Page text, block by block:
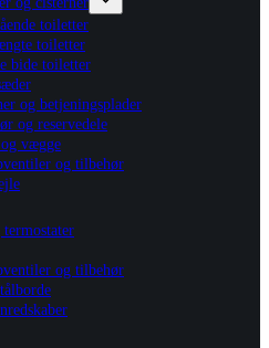
toiletter
toiletter
bide toiletter
og betjeningsplader
og reservedele
vægge
og tilbehør
og tilbehør